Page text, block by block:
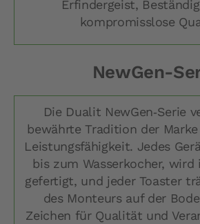
Erfindergeist,
kompromisslose
NewGen-
Die Dualit NewGen‑Serie
bewährte Tradition der
Leistungsfähigkeit. Jedes
bis zum Wasserkocher, wird
gefertigt, und jeder Toaster
des Monteurs auf der
Zeichen für Qualität und